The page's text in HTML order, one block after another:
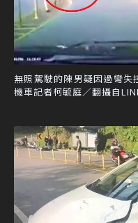
無照駕駛的陳男疑因過彎
機車記者柯毓庭／翻攝自